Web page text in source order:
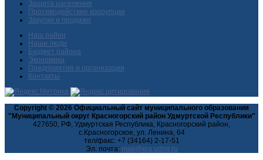
Защита населения
Противодействие коррупции
Закупки и продажи
Наш район
Наши люди
Бюджет района
Экономика
Предприятия и организации
Контакты
Copyright © 2026 Официальный сайт муниципального образования
"Муниципальный округ Красногорский район Удмуртской Республики"
427650, РФ, Удмуртская Республика, Красногорский район,
с.Красногорское, ул. Ленина, 64
тел/факс: +7 (34164) 2-17-51
Эл. почта: